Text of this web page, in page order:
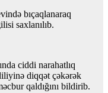
bıçaqlanaraq
saxlanılıb.
ciddi narahatlıq
diqqət çəkərək
qaldığını bildirib.